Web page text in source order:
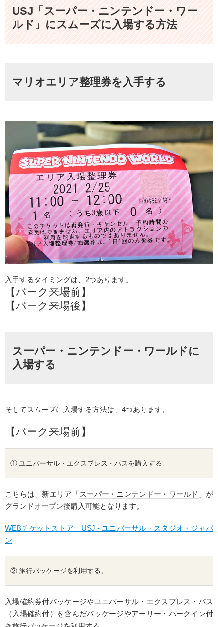
USJ「スーパー・ニンテンドー・ワー
ルド」にスムーズに入場する方法
マリオエリア整理券を入手する
入手するタイミングは、2つあります。
【パーク来場前】
【パーク来場後】
スーパー・ニンテンドー・ワールドに
入場する
そしてスムーズに入場する方法は、4つあります。
【パーク来場前】
① ユニバーサル・ エクスプレス・パスを購入する。
こちらは、新エリア「スーパー・ニンテンドー・ワールド 」が
グランドオープン後購入可能となります。
WEBチケットストア｜USJ - ユニバーサル・スタジオ・ジャパ
ン
② 旅行パッケージを利用する。
入場確約券付パッケージやユニバーサル・ エクスプレス・パス
（入場確約付）を含んだパッケージやアーリー・パークイン付